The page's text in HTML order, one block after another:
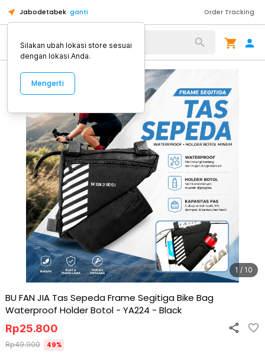
Jabodetabek ganti Order Tracking
Alat Kopi
1 / 10
BU FAN JIA Tas Sepeda Frame Segitiga Bike Bag
Waterproof Holder Botol - YA224 - Black
Rp25.800
Rp49.900 49%
Silakan ubah lokasi store sesuai
dengan lokasi Anda.
Mengerti